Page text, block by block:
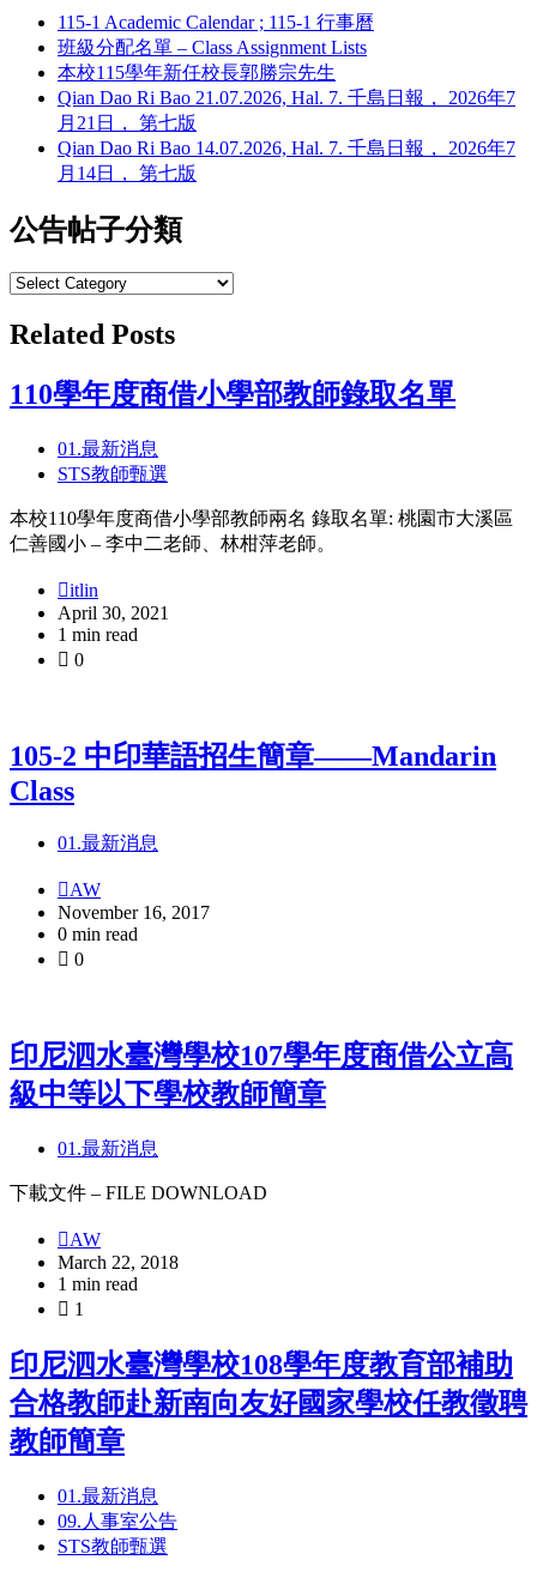
115-1 Academic Calendar ; 115-1 行事曆
班級分配名單 – Class Assignment Lists
本校115學年新任校長郭勝宗先生
Qian Dao Ri Bao 21.07.2026, Hal. 7. 千島日報， 2026年7
月21日， 第七版
Qian Dao Ri Bao 14.07.2026, Hal. 7. 千島日報， 2026年7
月14日， 第七版
公告帖子分類
Related Posts
110學年度商借小學部教師錄取名單
01.最新消息
STS教師甄選
本校110學年度商借小學部教師兩名 錄取名單: 桃園市大溪區
仁善國小 – 李中二老師、林柑萍老師。
itlin
April 30, 2021
1 min read
0
105-2 中印華語招生簡章——Mandarin
Class
01.最新消息
AW
November 16, 2017
0 min read
0
印尼泗水臺灣學校107學年度商借公立高
級中等以下學校教師簡章
01.最新消息
下載文件 – FILE DOWNLOAD
AW
March 22, 2018
1 min read
1
印尼泗水臺灣學校108學年度教育部補助
合格教師赴新南向友好國家學校任教徵聘
教師簡章
01.最新消息
09.人事室公告
STS教師甄選